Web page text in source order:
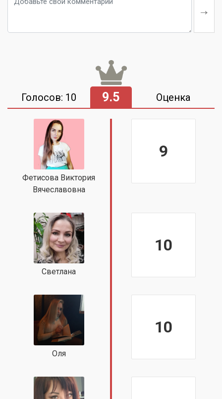
Голосов: 10 9.5 Оценка
Фетисова Виктория
Вячеславовна
9
Светлана
10
Оля
10